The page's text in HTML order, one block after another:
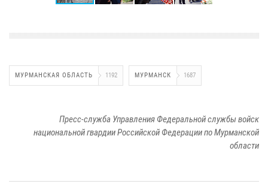
МУРМАНСКАЯ ОБЛАСТЬ 1192 МУРМАНСК 1687
Пресс-служба Управления Федеральной службы войск
национальной гвардии Российской Федерации по Мурманской
области